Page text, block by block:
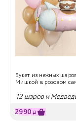
Букет из нежных
Мишкой в розовом
12 шаров и
2990 ₽